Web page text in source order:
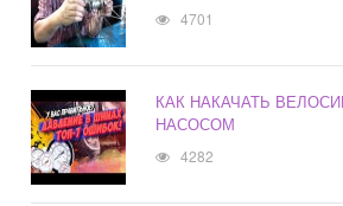
4701
КАК НАКАЧАТЬ
НАСОСОМ
4282